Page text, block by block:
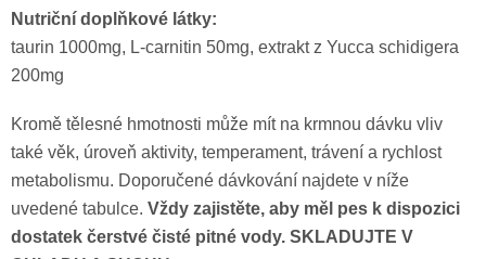
Nutriční doplňkové látky:
taurin 1000mg, L-carnitin 50mg, extrakt z Yucca schidigera
200mg
Kromě tělesné hmotnosti může mít na krmnou dávku vliv
také věk, úroveň aktivity, temperament, trávení a rychlost
metabolismu. Doporučené dávkování najdete v níže
uvedené tabulce. Vždy zajistěte, aby měl pes k dispozici
dostatek čerstvé čisté pitné vody. SKLADUJTE V